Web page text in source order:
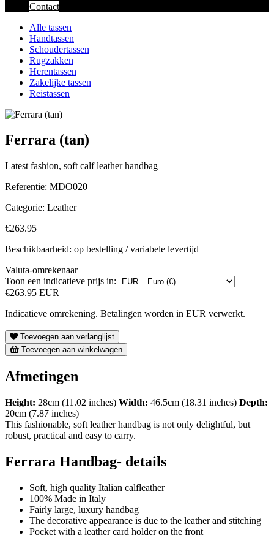
Contact
Alle tassen
Handtassen
Schoudertassen
Rugzakken
Herentassen
Zakelijke tassen
Reistassen
Ferrara (tan)
Latest fashion, soft calf leather handbag
Referentie: MDO020
Categorie: Leather
€263.95
Beschikbaarheid: op bestelling / variabele levertijd
Valuta-omrekenaar
Toon een indicatieve prijs in:
€263.95 EUR
Indicatieve omrekening. Betalingen worden in EUR verwerkt.
Toevoegen aan verlanglijst
Toevoegen aan winkelwagen
Afmetingen
Height: 28cm (11.02 inches) Width: 46.5cm (18.31 inches) Depth:
20cm (7.87 inches)
This fashionable, soft leather handbag is not only delightful, but
robust, practical and easy to carry.
Ferrara Handbag- details
Soft, high quality Italian calfleather
100% Made in Italy
Fairly large, luxury handbag
The decorative appearance is due to the leather and stitching
Pocket with a leather card holder on the front